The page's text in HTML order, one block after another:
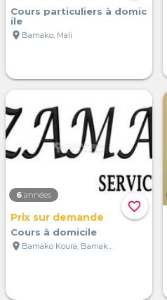
Cours particuliers à domic
ile
location_on Bamako, Mali
favorite_border
6 années
Prix sur demande
Cours à domicile
location_on
Bamako Koura, Bamako, Mali